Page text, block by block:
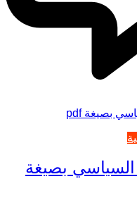
السياسي بصيغة